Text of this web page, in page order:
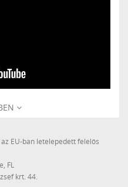
EU-ban letelepedett felelős
FL
krt. 44.